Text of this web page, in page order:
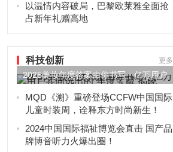
以温情内容破局，巴黎欧莱雅全面抢
占新年礼赠高地
科技创新 更多
2025美妆年度答案由你书写：亿万用户
共同选出的“年度宝藏”...
MQD《溯》重磅登场CCFW中国国际
儿童时装周，诠释东方时尚新生！
2024中国国际福祉博览会直击 国产品
牌博音听力火爆出圈！